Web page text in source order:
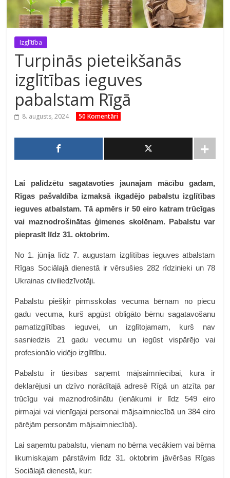
Izglītība
Turpinās pieteikšanās
izglītības ieguves
pabalstam Rīgā
8. augusts, 2024 50 Komentāri
Lai palīdzētusagatavoties jaunajam mācību gadam,
Rīgas pašvaldība izmaksā ikgadējo pabalstu izglītības
ieguves atbalstam. Tā apmērs ir 50 eiro katram trūcīgas
vai maznodrošinātas ģimenes skolēnam. Pabalstu var
pieprasīt līdz 31. oktobrim.
No 1. jūnija līdz 7. augustam izglītības ieguves atbalstam
Rīgas Sociālajā dienestā ir vērsušies 282 rīdzinieki un 78
Ukrainas civiliedzīvotāji.
Pabalstu piešķir pirmsskolas vecuma bērnam no piecu
gadu vecuma, kurš apgūst obligāto bērnu sagatavošanu
pamatizglītības ieguvei, un izglītojamam, kurš nav
sasniedzis 21 gadu vecumu un iegūst vispārējo vai
profesionālo vidējo izglītību.
Pabalstu ir tiesības saņemt mājsaimniecībai, kura ir
deklarējusi un dzīvo norādītajā adresē Rīgā un atzīta par
trūcīgu vai maznodrošinātu (ienākumi ir līdz 549 eiro
pirmajai vai vienīgajai personai mājsaimniecībā un 384 eiro
pārējām personām mājsaimniecībā).
Lai saņemtu pabalstu, vienam no bērna vecākiem vai bērna
likumiskajam pārstāvim līdz 31. oktobrim jāvēršas Rīgas
Sociālajā dienestā, kur: